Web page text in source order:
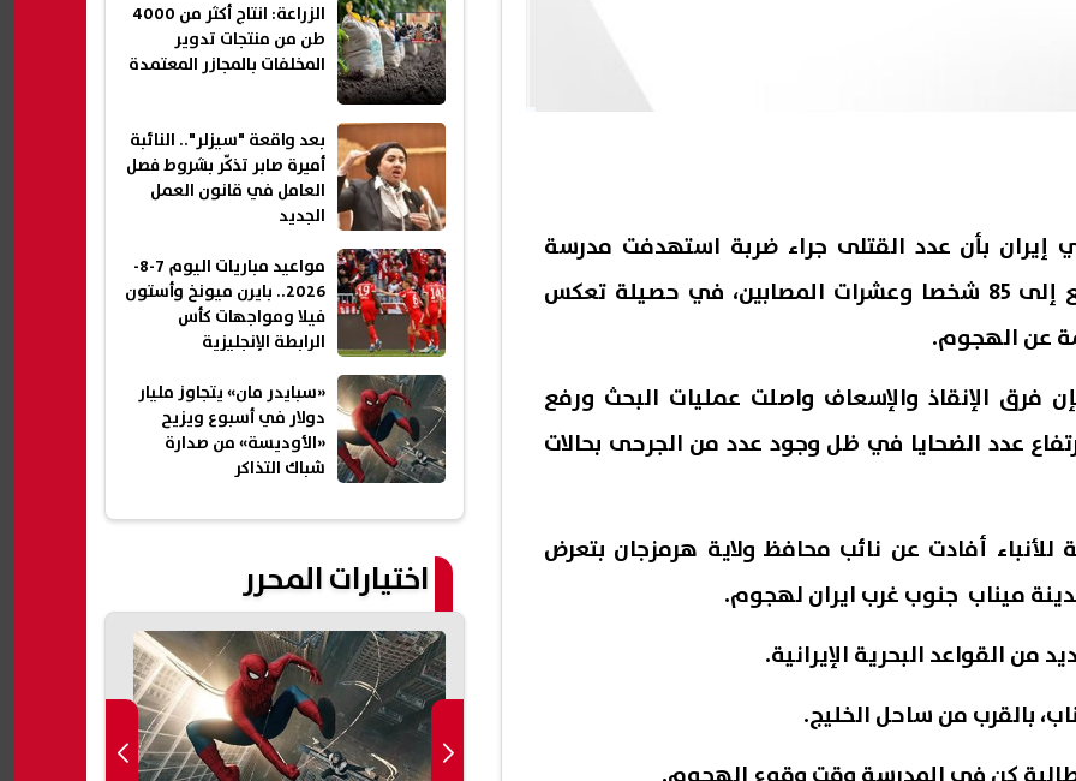
إيران بأن عدد القتلى جراء ضربة استهدفت مدرسة
للبنات في جنوب البلاد ارتفع إلى 85 شخصا وعشرات المصابين، في حصيلة تعكس
عن الهجوم.
فرق الإنقاذ والإسعاف واصلت عمليات البحث ورفع
عدد الضحايا في ظل وجود عدد من الجرحى بحالات
للأنباء أفادت عن نائب محافظ ولاية هرمزجان بتعرض
ميناب جنوب غرب ايران لهجوم.
القواعد البحرية الإيرانية.
بالقرب من ساحل الخليج.
الزراعة: انتاج أكثر من 4000
طن من منتجات تدوير
المخلفات بالمجازر المعتمدة
بعد واقعة "سيزلر".. النائبة
أميرة صابر تذكّر بشروط فصل
العامل في قانون العمل
الجديد
مواعيد مباريات اليوم 7-8-
2026.. بايرن ميونخ وأستون
فيلا ومواجهات كأس
الرابطة الإنجليزية
«سبايدر مان» يتجاوز مليار
دولار في أسبوع ويزيح
«الأوديسة» من صدارة
شباك التذاكر
اختيارات المحرر